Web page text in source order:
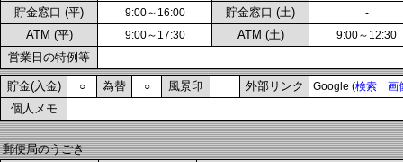
貯金窓口 (平) 9:00～16:00 貯金窓口 (土) -
ATM (平) 9:00～17:30 ATM (土) 9:00～12:30
営業日の特例等
貯金(入金) ○ 為替 ○ 風景印 外部リンク Google (検索 画
個人メモ
郵便局のうごき